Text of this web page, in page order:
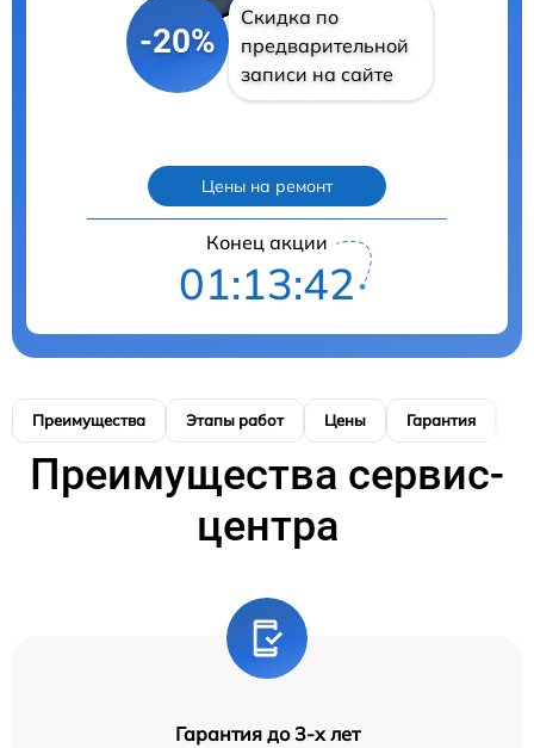
-20%
Скидка по
предварительной
записи на сайте
Цены на ремонт
Конец акции
01:13:40
Преимущества Этапы работ Цены Гарантия
Преимущества сервис-
центра
Гарантия до 3-х лет